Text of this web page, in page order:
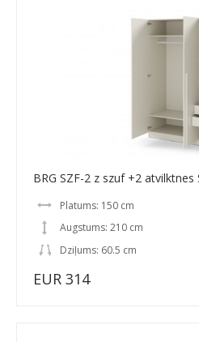
BRG SZF-2 z szuf +2 atvilktnes
Platums: 150 cm
Augstums: 210 cm
Dziļums: 60.5 cm
EUR 314